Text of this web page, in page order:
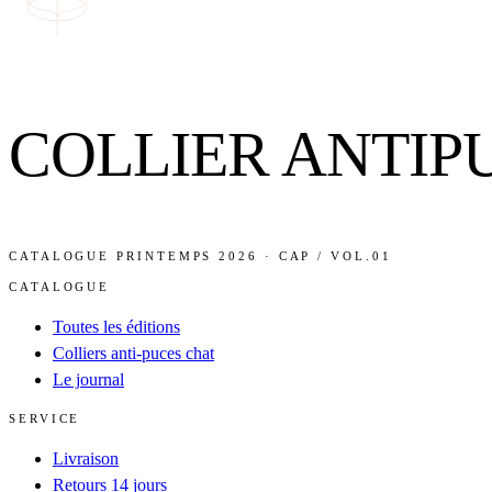
COLLIER
CATALOGUE PRINTEMPS 2026 · CAP / VOL.01
CATALOGUE
Toutes les éditions
Colliers anti-puces chat
Le journal
SERVICE
Livraison
Retours 14 jours